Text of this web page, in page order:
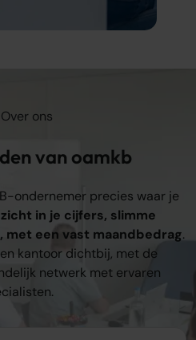
Over ons
van oamkb
ondernemer precies waar je
in je cijfers, slimme
met een vast maandbedrag.
kantoor dichtbij, met de
netwerk met ervaren